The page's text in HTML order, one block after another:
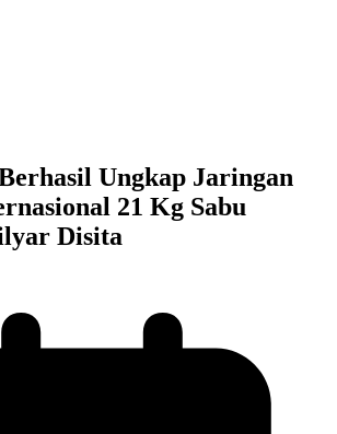
Ungkap Jaringan
21 Kg Sabu
Disita